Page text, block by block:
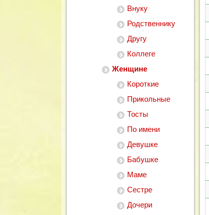
Внуку
Родственнику
Другу
Коллеге
Женщине
Короткие
Прикольные
Тосты
По имени
Девушке
Бабушке
Маме
Сестре
Дочери